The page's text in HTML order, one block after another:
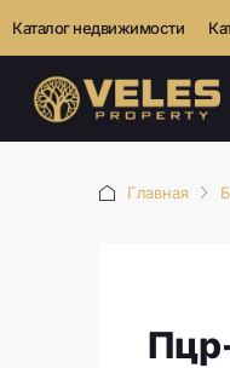
Каталог недвижимости
Главная